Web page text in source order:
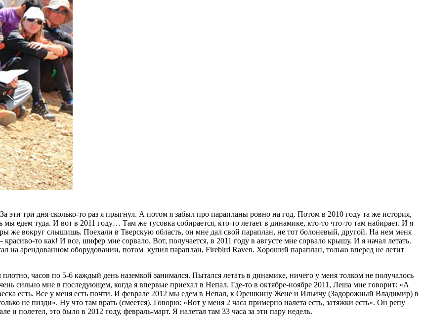
эти три дня сколько-то раз я прыгнул. А потом я забыл про парапланы ровно на год. Потом в 2010 году та же история,
едем туда. И вот в 2011 году… Там же тусовка собирается, кто-то летает в динамике, кто-то что-то там набирает. И я
же вокруг слышишь. Поехали в Тверскую область, он мне дал свой параплан, не тот болоневый, другой. На нем меня
то как! И все, шифер мне сорвало. Вот, получается, в 2011 году в августе мне сорвало крышу. И я начал летать.
на арендованном оборудовании, потом купил параплан, Firebird Raven. Хороший параплан, только вперед не летит
часов по 5-6 каждый день наземкой занимался. Пытался летать в динамике, ничего у меня толком не получалось
сильно мне в последующем, когда я впервые приехал в Непал. Где-то в октябре-ноябре 2011, Леша мне говорит: «А
есть. Все у меня есть почти. И феврале 2012 мы едем в Непал, к Орешкину Жене и Ильичу (Задорожный Владимир) в
не пизди». Ну что там врать (смеется). Говорю: «Вот у меня 2 часа примерно налета есть, затяжки есть». Он репу
и полетел, это было в 2012 году, февраль-март. Я налетал там 33 часа за эти пару недель.